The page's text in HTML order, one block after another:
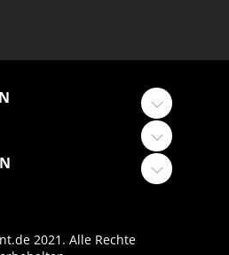
2021. Alle Rechte